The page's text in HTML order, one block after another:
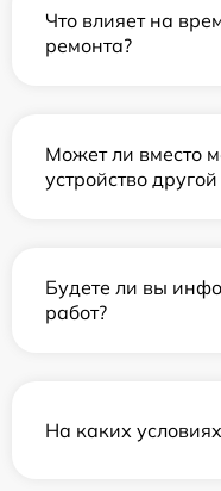
Что влияет на
ремонта?
Может ли вместо
устройство
Будете ли вы
работ?
На каких